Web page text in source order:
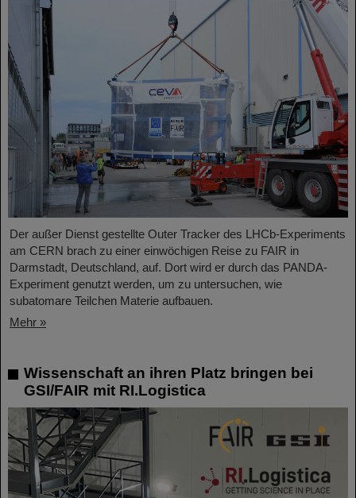
Der außer Dienst gestellte Outer Tracker des LHCb-Experiments
am CERN brach zu einer einwöchigen Reise zu FAIR in
Darmstadt, Deutschland, auf. Dort wird er durch das PANDA-
Experiment genutzt werden, um zu untersuchen, wie
subatomare Teilchen Materie aufbauen.
Mehr »
Wissenschaft an ihren Platz bringen bei
GSI/FAIR mit RI.Logistica